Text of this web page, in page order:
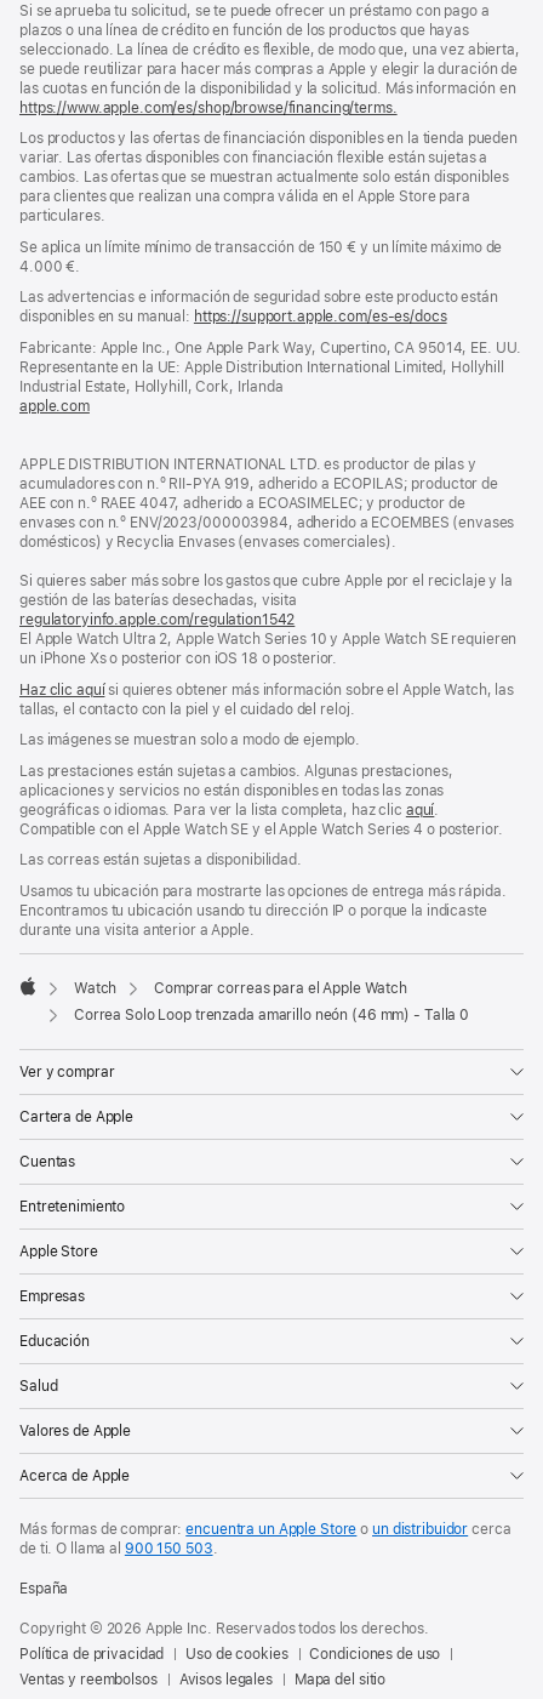
Si se aprueba tu solicitud, se te puede ofrecer un préstamo con pago a
plazos o una línea de crédito en función de los productos que hayas
seleccionado. La línea de crédito es flexible, de modo que, una vez abierta,
se puede reutilizar para hacer más compras a Apple y elegir la duración de
las cuotas en función de la disponibilidad y la solicitud. Más información en
https://www.apple.com/es/shop/browse/financing/terms.
Los productos y las ofertas de financiación disponibles en la tienda pueden
variar. Las ofertas disponibles con financiación flexible están sujetas a
cambios. Las ofertas que se muestran actualmente solo están disponibles
para clientes que realizan una compra válida en el Apple Store para
particulares.
Se aplica un límite mínimo de transacción de 150 € y un límite máximo de
4.000 €.
Las advertencias e información de seguridad sobre este producto están
disponibles en su manual: https://support.apple.com/es-es/docs(se
en
una
Fabricante: Apple Inc., One Apple Park Way, Cupertino, CA 95014, EE. UU.
Representante en la UE: Apple Distribution International Limited, Hollyhill
Industrial Estate, Hollyhill, Cork, Irlanda
apple.com(se
una
ventana
nueva)
APPLE DISTRIBUTION INTERNATIONAL LTD. es productor de pilas y
acumuladores con n.º RII-PYA 919, adherido a ECOPILAS; productor de
AEE con n.º RAEE 4047, adherido a ECOASIMELEC; y productor de
envases con n.º ENV/2023/000003984, adherido a ECOEMBES (envases
domésticos) y Recyclia Envases (envases comerciales).
Si quieres saber más sobre los gastos que cubre Apple por el reciclaje y la
gestión de las baterías desechadas, visita
regulatoryinfo.apple.com/regulation1542
abre
en
ventana
nueva)
El Apple Watch Ultra 2, Apple Watch Series 10 y Apple Watch SE requieren
un iPhone Xs o posterior con iOS 18 o posterior.
Haz clic aquísi quieres obtener más información sobre el Apple Watch, las
tallas, el contacto con la piel y el cuidado del reloj.
Las imágenes se muestran solo a modo de ejemplo.
Las prestaciones están sujetas a cambios. Algunas prestaciones,
aplicaciones y servicios no están disponibles en todas las zonas
geográficas o idiomas. Para ver la lista completa, haz clic aquí
Compatible con el Apple Watch SE y el Apple Watch Series 4 o posterior.
Las correas están sujetas a disponibilidad.
Usamos tu ubicación para mostrarte las opciones de entrega más rápida.
Encontramos tu ubicación usando tu dirección IP o porque la indicaste
durante una visita anterior a Apple.
Apple
Watch
Comprar correas para el Apple Watch
Correa Solo Loop trenzada amarillo neón (46 mm) - Talla 0
Ver y comprar
Cartera de Apple
Cuentas
Entretenimiento
Apple Store
Empresas
Educación
Salud
Valores de Apple
Acerca de Apple
Más formas de comprar:encuentra un Apple Store oun distribuidor cerca
de ti. O
llama al 900 150 503.
España
Copyright © 2026 Apple Inc. Reservados todos los derechos.
Política de privacidad
Uso de cookies
Condiciones de uso
Ventas y reembolsos
Avisos legales Mapa del sitio